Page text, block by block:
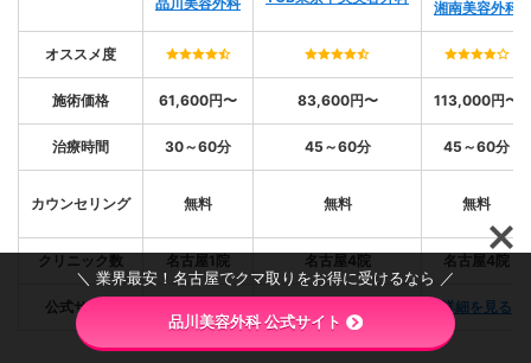
湘南美容外科
オススメ度
施術価格 61,600円〜 83,600円〜 113,000円〜
治療時間 30～60分 45～60分 45～60分
カウンセリング 無料 無料 無料
クリニック数 名古屋1院 名古屋4院 名古屋4院
公式サイト 詳細を見る
＼ 業界最安！名古屋でクマ取りをお得に受けるなら ／
品川美容外科 公式サイト